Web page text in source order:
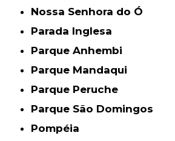
Nossa Senhora do Ó
Parada Inglesa
Parque Anhembi
Parque Mandaqui
Parque Peruche
Parque São Domingos
Pompéia